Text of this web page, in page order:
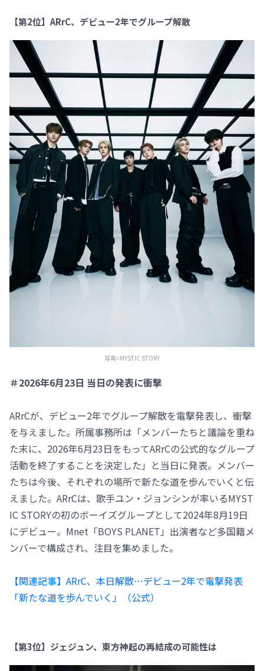
【第2位】ARrC、デビュー2年でグループ解散
写真=MYSTIC STORY
＃2026年6月23日 当日の発表に衝撃
ARrCが、デビュー2年でグループ解散を電撃発表し、衝撃
を与えました。所属事務所は「メンバーたちと議論を重ね
た末に、2026年6月23日をもってARrCの公式的なグループ
活動を終了することを決定した」と当日に発表。メンバー
たちは今後、それぞれの場所で新たな道を歩んでいくと伝
えました。ARrCは、歌手ユン・ジョンシンが率いるMYST
IC STORYの初のボーイズグループとして2024年8月19日
にデビュー。Mnet「BOYS PLANET」出演者など多国籍メ
ンバーで構成され、注目を集めました。
【関連記事】ARrC、本日解散…デビュー2年で電撃発表
「新たな道を歩んでいく」（公式）
【第3位】ジェジュン、東方神起の再結成の可能性は